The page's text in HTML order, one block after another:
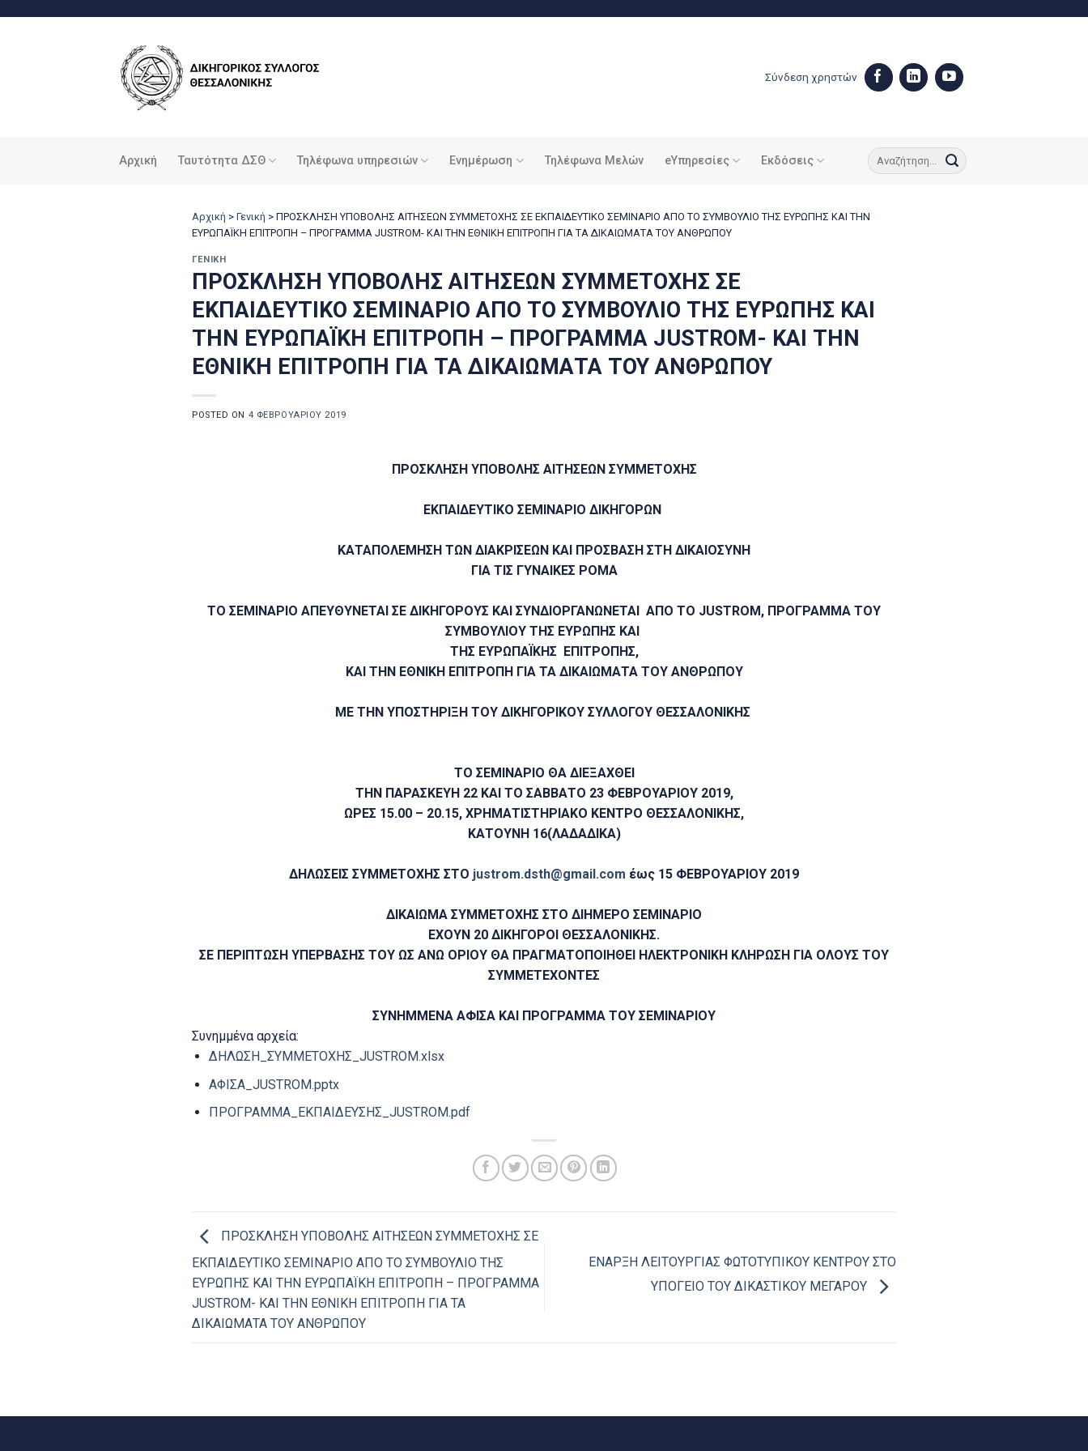
Σύνδεση χρηστών
Αρχική Ταυτότητα ΔΣΘ Τηλέφωνα υπηρεσιών Ενημέρωση Τηλέφωνα Μελών eΥπηρεσίες Εκδόσεις
Αρχική > Γενική > ΠΡΟΣΚΛΗΣΗ ΥΠΟΒΟΛΗΣ ΑΙΤΗΣΕΩΝ ΣΥΜΜΕΤΟΧΗΣ ΣΕ ΕΚΠΑΙΔΕΥΤΙΚΟ ΣΕΜΙΝΑΡΙΟ ΑΠΟ ΤΟ ΣΥΜΒΟΥΛΙΟ ΤΗΣ ΕΥΡΩΠΗΣ ΚΑΙ ΤΗΝ
ΕΥΡΩΠΑΪΚΗ ΕΠΙΤΡΟΠΗ – ΠΡΟΓΡΑΜΜΑ JUSTROM- ΚΑΙ ΤΗΝ ΕΘΝΙΚΗ ΕΠΙΤΡΟΠΗ ΓΙΑ ΤΑ ΔΙΚΑΙΩΜΑΤΑ ΤΟΥ ΑΝΘΡΩΠΟΥ
ΓΕΝΙΚΉ
ΠΡΟΣΚΛΗΣΗ ΥΠΟΒΟΛΗΣ ΑΙΤΗΣΕΩΝ ΣΥΜΜΕΤΟΧΗΣ ΣΕ
ΕΚΠΑΙΔΕΥΤΙΚΟ ΣΕΜΙΝΑΡΙΟ ΑΠΟ ΤΟ ΣΥΜΒΟΥΛΙΟ ΤΗΣ ΕΥΡΩΠΗΣ ΚΑΙ
ΤΗΝ ΕΥΡΩΠΑΪΚΗ ΕΠΙΤΡΟΠΗ – ΠΡΟΓΡΑΜΜΑ JUSTROM- ΚΑΙ ΤΗΝ
ΕΘΝΙΚΗ ΕΠΙΤΡΟΠΗ ΓΙΑ ΤΑ ΔΙΚΑΙΩΜΑΤΑ ΤΟΥ ΑΝΘΡΩΠΟΥ
POSTED ON 4 ΦΕΒΡΟΥΑΡΊΟΥ 2019
ΠΡΟΣΚΛΗΣΗ ΥΠΟΒΟΛΗΣ ΑΙΤΗΣΕΩΝ ΣΥΜΜΕΤΟΧΗΣ
ΕΚΠΑΙΔΕΥΤΙΚΟ ΣΕΜΙΝΑΡΙΟ ΔΙΚΗΓΟΡΩΝ
ΚΑΤΑΠΟΛΕΜΗΣΗ ΤΩΝ ΔΙΑΚΡΙΣΕΩΝ ΚΑΙ ΠΡΟΣΒΑΣΗ ΣΤΗ ΔΙΚΑΙΟΣΥΝΗ
ΓΙΑ ΤΙΣ ΓΥΝΑΙΚΕΣ ΡΟΜΑ
ΤΟ ΣΕΜΙΝΑΡΙΟ ΑΠΕΥΘΥΝΕΤΑΙ ΣΕ ΔΙΚΗΓΟΡΟΥΣ ΚΑΙ ΣΥΝΔΙΟΡΓΑΝΩΝΕΤΑΙ ΑΠΟ ΤΟ JUSTROM , ΠΡΟΓΡΑΜΜΑ ΤΟΥ
ΣΥΜΒΟΥΛΙΟΥ ΤΗΣ ΕΥΡΩΠΗΣ ΚΑΙ
ΤΗΣ ΕΥΡΩΠΑΪΚΗΣ ΕΠΙΤΡΟΠΗΣ,
ΚΑΙ ΤΗΝ ΕΘΝΙΚΗ ΕΠΙΤΡΟΠΗ ΓΙΑ ΤΑ ΔΙΚΑΙΩΜΑΤΑ ΤΟΥ ΑΝΘΡΩΠΟΥ
ΜΕ ΤΗΝ ΥΠΟΣΤΗΡΙΞΗ ΤΟΥ ΔΙΚΗΓΟΡΙΚΟΥ ΣΥΛΛΟΓΟΥ ΘΕΣΣΑΛΟΝΙΚΗΣ
ΤΟ ΣΕΜΙΝΑΡΙΟ ΘΑ ΔΙΕΞΑΧΘΕΙ
ΤΗΝ ΠΑΡΑΣΚΕΥΗ 22 ΚΑΙ ΤΟ ΣΑΒΒΑΤΟ 23 ΦΕΒΡΟΥΑΡΙΟΥ 2019,
ΩΡΕΣ 15.00 – 20.15, ΧΡΗΜΑΤΙΣΤΗΡΙΑΚΟ ΚΕΝΤΡΟ ΘΕΣΣΑΛΟΝΙΚΗΣ,
ΚΑΤΟΥΝΗ 16(ΛΑΔΑΔΙΚΑ)
ΔΗΛΩΣΕΙΣ ΣΥΜΜΕΤΟΧΗΣ ΣΤΟ justrom.dsth@gmail.com έως 15 ΦΕΒΡΟΥΑΡΙΟΥ 2019
ΔΙΚΑΙΩΜΑ ΣΥΜΜΕΤΟΧΗΣ ΣΤΟ ΔΙΗΜΕΡΟ ΣΕΜΙΝΑΡΙΟ
ΕΧΟΥΝ 20 ΔΙΚΗΓΟΡΟΙ ΘΕΣΣΑΛΟΝΙΚΗΣ.
ΣΕ ΠΕΡΙΠΤΩΣΗ ΥΠΕΡΒΑΣΗΣ ΤΟΥ ΩΣ ΑΝΩ ΟΡΙΟΥ ΘΑ ΠΡΑΓΜΑΤΟΠΟΙΗΘΕΙ ΗΛΕΚΤΡΟΝΙΚΗ ΚΛΗΡΩΣΗ ΓΙΑ ΟΛΟΥΣ ΤΟΥ
ΣΥΜΜΕΤΕΧΟΝΤΕΣ
ΣΥΝΗΜΜΕΝΑ ΑΦΙΣΑ ΚΑΙ ΠΡΟΓΡΑΜΜΑ ΤΟΥ ΣΕΜΙΝΑΡΙΟΥ
Συνημμένα αρχεία:
ΔΗΛΩΣΗ_ΣΥΜΜΕΤΟΧΗΣ_JUSTROM.xlsx
ΑΦΙΣΑ_JUSTROM.pptx
ΠΡΟΓΡΑΜΜΑ_ΕΚΠΑΙΔΕΥΣΗΣ_JUSTROM.pdf
ΠΡΟΣΚΛΗΣΗ ΥΠΟΒΟΛΗΣ ΑΙΤΗΣΕΩΝ ΣΥΜΜΕΤΟΧΗΣ ΣΕ
ΕΚΠΑΙΔΕΥΤΙΚΟ ΣΕΜΙΝΑΡΙΟ ΑΠΟ ΤΟ ΣΥΜΒΟΥΛΙΟ ΤΗΣ
ΕΥΡΩΠΗΣ ΚΑΙ ΤΗΝ ΕΥΡΩΠΑΪΚΗ ΕΠΙΤΡΟΠΗ – ΠΡΟΓΡΑΜΜΑ
JUSTROM- ΚΑΙ ΤΗΝ ΕΘΝΙΚΗ ΕΠΙΤΡΟΠΗ ΓΙΑ ΤΑ
ΔΙΚΑΙΩΜΑΤΑ ΤΟΥ ΑΝΘΡΩΠΟΥ
ΕΝΑΡΞΗ ΛΕΙΤΟΥΡΓΙΑΣ ΦΩΤΟΤΥΠΙΚΟΥ ΚΕΝΤΡΟΥ ΣΤΟ
ΥΠΟΓΕΙΟ ΤΟΥ ΔΙΚΑΣΤΙΚΟΥ ΜΕΓΑΡΟΥ